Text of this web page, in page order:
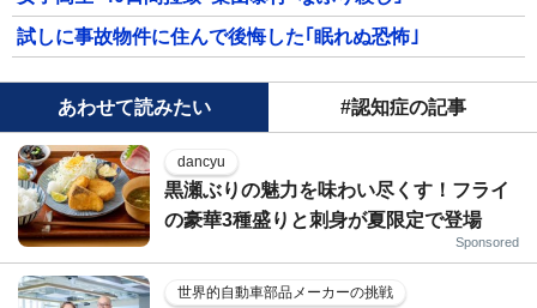
試しに事故物件に住んで後悔した｢眠れぬ恐怖｣
あわせて読みたい #認知症の記事
dancyu
黒瀬ぶりの魅力を味わい尽くす！フライ
の豪華3種盛りと刺身が夏限定で登場
Sponsored
世界的自動車部品メーカーの挑戦